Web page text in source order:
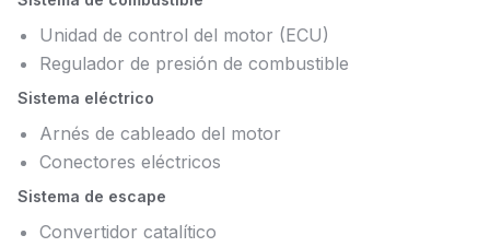
Unidad de control del motor (ECU)
Regulador de presión de combustible
Sistema eléctrico
Arnés de cableado del motor
Conectores eléctricos
Sistema de escape
Convertidor catalítico